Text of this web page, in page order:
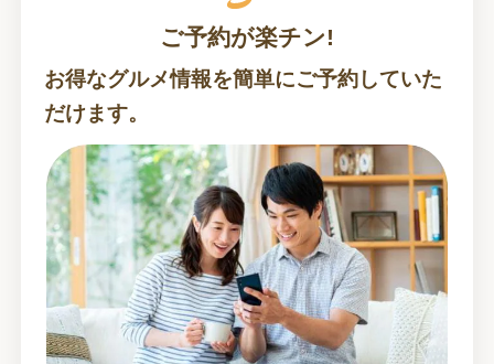
ご予約が楽チン!
お得なグルメ情報を簡単にご予約していた
だけます。